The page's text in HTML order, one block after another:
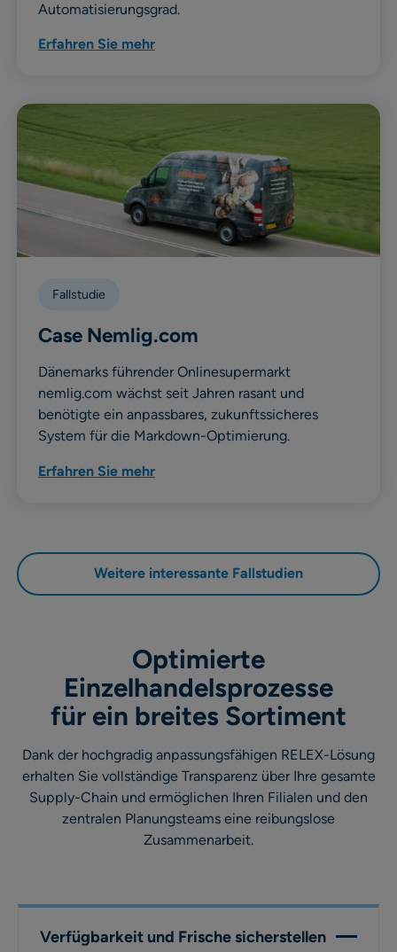
Automatisierungsgrad.
Erfahren Sie mehr
Fallstudie
Case Nemlig.com
Dänemarks führender Onlinesupermarkt
nemlig.com wächst seit Jahren rasant und
benötigte ein anpassbares, zukunftssicheres
System für die Markdown-Optimierung.
Erfahren Sie mehr
Weitere interessante Fallstudien
Optimierte
Einzelhandelsprozesse
für ein breites Sortiment
Dank der hochgradig anpassungsfähigen RELEX-Lösung
erhalten Sie vollständige Transparenz über Ihre gesamte
Supply-Chain und ermöglichen Ihren Filialen und den
zentralen Planungsteams eine reibungslose
Zusammenarbeit.
Verfügbarkeit und Frische sicherstellen